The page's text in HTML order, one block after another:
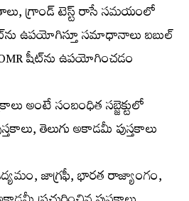
గ్రాండ్‌ టెస్ట్‌ రాసే సమయంలో
ఉపయోగిస్తూ సమాధానాలు బబుల్‌
షీట్‌ను ఉపయోగించడం
అంటే సంబంధిత సబ్జెక్టులో
తెలుగు అకాడమీ పుస్తకాలు
జాగ్రఫీ, భారత రాజ్యాంగం,